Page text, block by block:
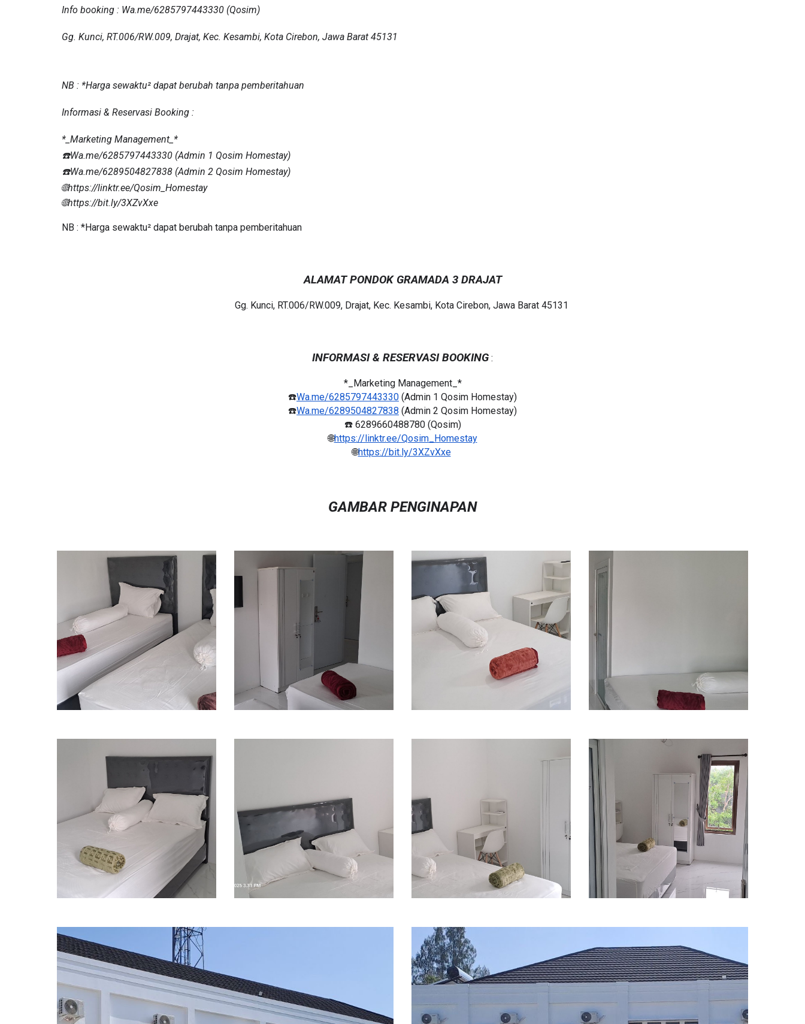
Info booking :Wa.me/6285797443330(Qosim)
Gg. Kunci, RT.006/RW.009, Drajat, Kec. Kesambi, Kota Cirebon, Jawa Barat 45131
NB : *Harga sewaktu² dapat berubah tanpa pemberitahuan
Informasi & Reservasi Booking :
*_Marketing Management_*
☎️Wa.me/6285797443330(Admin 1 Qosim Homestay)
☎️Wa.me/6289504827838(Admin 2 Qosim Homestay)
🌐https://linktr.ee/Qosim_Homestay
🌐https://bit.ly/3XZvXxe
NB : *Harga sewaktu² dapat berubah tanpa pemberitahuan
ALAMAT PONDOK GRAMADA 3 DRAJAT
Gg. Kunci, RT.006/RW.009, Drajat, Kec. Kesambi, Kota Cirebon, Jawa Barat 45131
INFORMASI & RESERVASI BOOKING :
*_Marketing Management_*
☎️Wa.me/6285797443330 (Admin 1 Qosim Homestay)
☎️Wa.me/6289504827838 (Admin 2 Qosim Homestay)
☎️ 6289660488780 (Qosim)
🌐https://linktr.ee/Qosim_Homestay
🌐https://bit.ly/3XZvXxe
GAMBAR PENGINAPAN